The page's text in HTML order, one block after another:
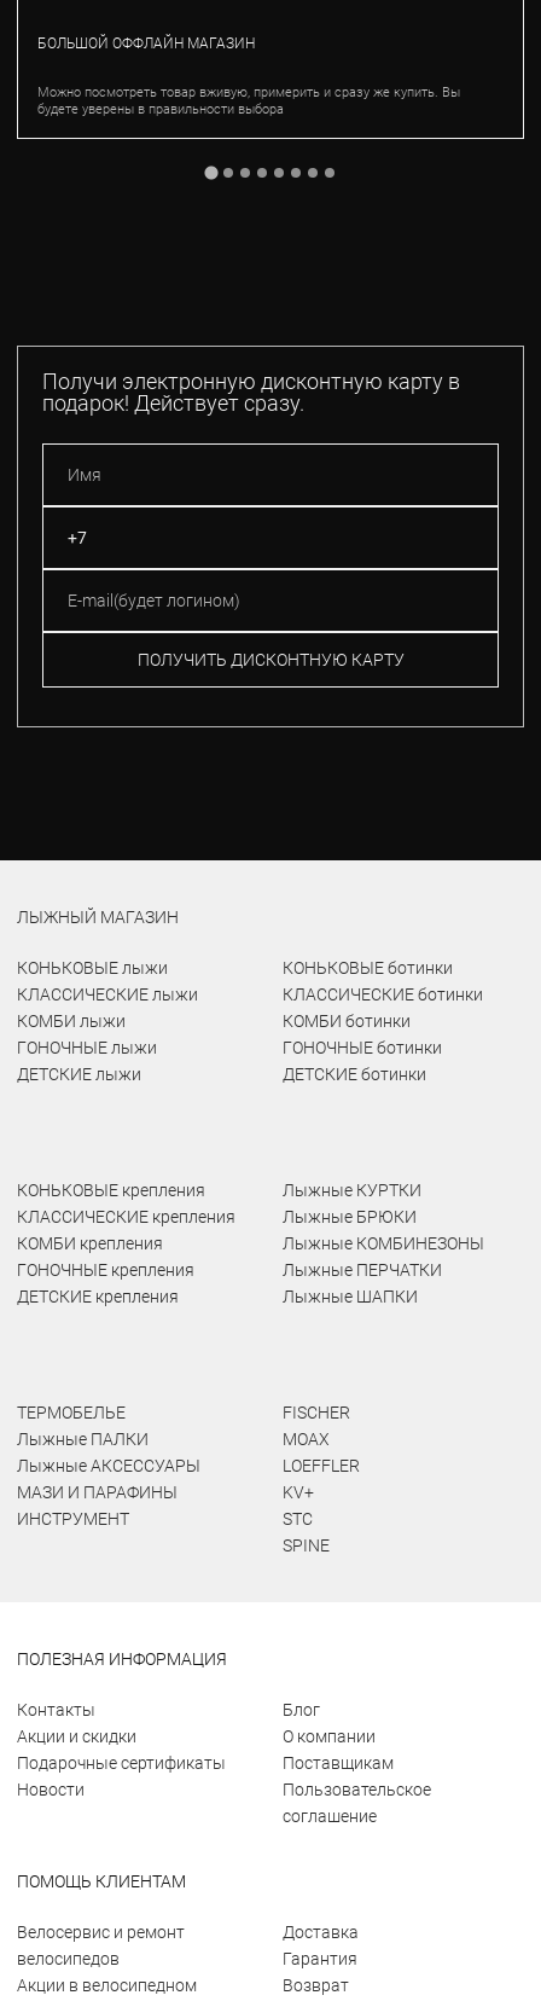
БОЛЬШОЙ ОФФЛАЙН МАГАЗИН
Можно посмотреть товар вживую, примерить и сразу же купить. Вы
будете уверены в правильности выбора
Получи электронную дисконтную карту в
подарок! Действует сразу.
ПОЛУЧИТЬ ДИСКОНТНУЮ КАРТУ
ЛЫЖНЫЙ МАГАЗИН
КОНЬКОВЫЕ лыжи
КЛАССИЧЕСКИЕ лыжи
КОМБИ лыжи
ГОНОЧНЫЕ лыжи
ДЕТСКИЕ лыжи
КОНЬКОВЫЕ ботинки
КЛАССИЧЕСКИЕ ботинки
КОМБИ ботинки
ГОНОЧНЫЕ ботинки
ДЕТСКИЕ ботинки
КОНЬКОВЫЕ крепления
КЛАССИЧЕСКИЕ крепления
КОМБИ крепления
ГОНОЧНЫЕ крепления
ДЕТСКИЕ крепления
Лыжные КУРТКИ
Лыжные БРЮКИ
Лыжные КОМБИНЕЗОНЫ
Лыжные ПЕРЧАТКИ
Лыжные ШАПКИ
ТЕРМОБЕЛЬЕ
Лыжные ПАЛКИ
Лыжные АКСЕССУАРЫ
МАЗИ И ПАРАФИНЫ
ИНСТРУМЕНТ
FISCHER
MOAX
LOEFFLER
KV+
STC
SPINE
ПОЛЕЗНАЯ ИНФОРМАЦИЯ
Контакты
Акции и скидки
Подарочные сертификаты
Новости
Блог
О компании
Поставщикам
Пользовательское
соглашение
ПОМОЩЬ КЛИЕНТАМ
Велосервис и ремонт
велосипедов
Акции в велосипедном
Доставка
Гарантия
Возврат